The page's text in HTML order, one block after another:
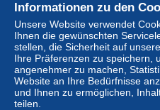
Neu
Informationen zu den
Unsere Website verwendet
Ihnen die gewünschten
stellen, die Sicherheit auf
Ihre Präferenzen zu speichern,
angenehmer zu machen,
Website an Ihre Bedürfnisse
und Ihnen zu ermöglichen,
teilen.